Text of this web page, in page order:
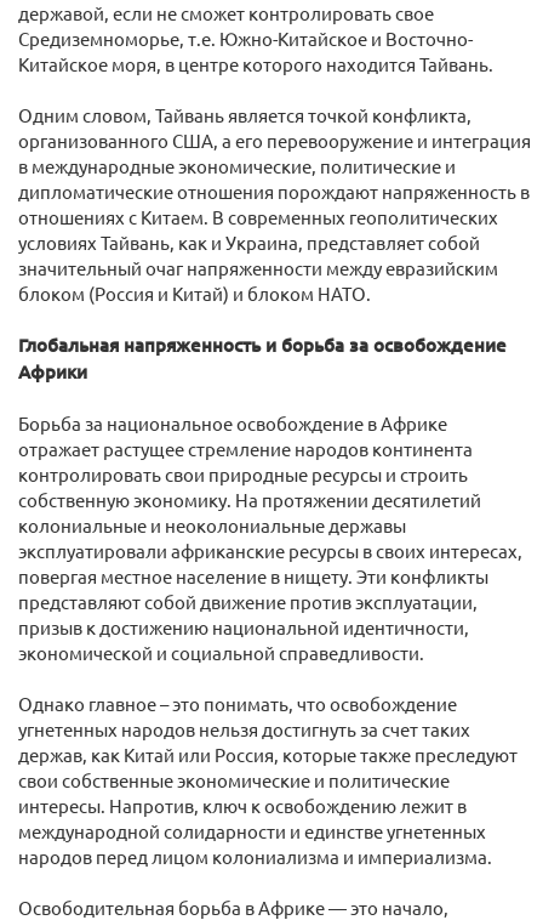
державой, если не сможет контролировать свое
Средиземноморье, т.е. Южно-Китайское и Восточно-
Китайское моря, в центре которого находится Тайвань.
Одним словом, Тайвань является точкой конфликта,
организованного США, а его перевооружение и интеграция
в международные экономические, политические и
дипломатические отношения порождают напряженность в
отношениях с Китаем. В современных геополитических
условиях Тайвань, как и Украина, представляет собой
значительный очаг напряженности между евразийским
блоком (Россия и Китай) и блоком НАТО.
Глобальная напряженность и борьба за освобождение
Африки
Борьба за национальное освобождение в Африке
отражает растущее стремление народов континента
контролировать свои природные ресурсы и строить
собственную экономику. На протяжении десятилетий
колониальные и неоколониальные державы
эксплуатировали африканские ресурсы в своих интересах,
повергая местное население в нищету. Эти конфликты
представляют собой движение против эксплуатации,
призыв к достижению национальной идентичности,
экономической и социальной справедливости.
Однако главное – это понимать, что освобождение
угнетенных народов нельзя достигнуть за счет таких
держав, как Китай или Россия, которые также преследуют
свои собственные экономические и политические
интересы. Напротив, ключ к освобождению лежит в
международной солидарности и единстве угнетенных
народов перед лицом колониализма и империализма.
Освободительная борьба в Африке — это начало,